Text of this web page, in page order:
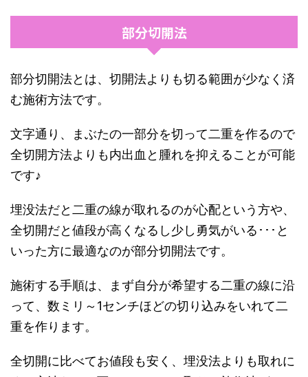
部分切開法
部分切開法とは、切開法よりも切る範囲が少なく済
む施術方法です。
文字通り、まぶたの一部分を切って二重を作るので
全切開方法よりも内出血と腫れを抑えることが可能
です♪
埋没法だと二重の線が取れるのが心配という方や、
全切開だと値段が高くなるし少し勇気がいる･･･と
いった方に最適なのが部分切開法です。
施術する手順は、まず自分が希望する二重の線に沿
って、数ミリ～1センチほどの切り込みをいれて二
重を作ります。
全切開に比べてお値段も安く、埋没法よりも取れに